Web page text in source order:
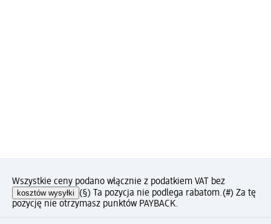
Wszystkie ceny podano włącznie z podatkiem VAT bez
kosztów wysyłki (§) Ta pozycja nie podlega rabatom.(#) Za tę
pozycję nie otrzymasz punktów PAYBACK.